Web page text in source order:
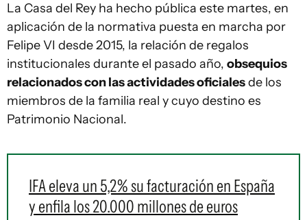
La Casa del Rey ha hecho pública este martes, en
aplicación de la normativa puesta en marcha por
Felipe VI desde 2015, la relación de regalos
institucionales durante el pasado año, obsequios
relacionados con las actividades oficialesde los
miembros de la familia real y cuyo destino es
Patrimonio Nacional.
IFA eleva un 5,2% su facturación en España
y enfila los 20.000 millones de euros